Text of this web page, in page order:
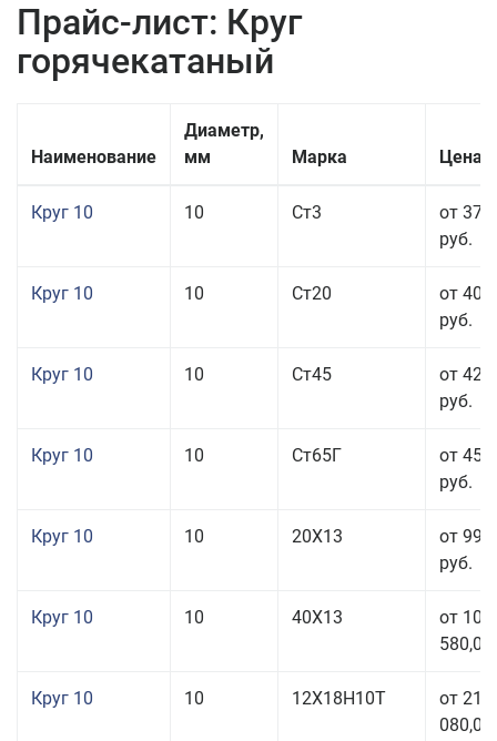
Прайс-лист: Круг
горячекатаный
Наименование
Диаметр,
мм
Марка Цена
Круг 10 10 Ст3
от 37
руб.
Круг 10 10 Ст20
от 40
руб.
Круг 10 10 Ст45
от 42
руб.
Круг 10 10 Ст65Г
от 45
руб.
Круг 10 10 20Х13
от 99
руб.
Круг 10 10 40Х13
от 106
580,00
Круг 10 10 12Х18Н10Т
от 215
080,00